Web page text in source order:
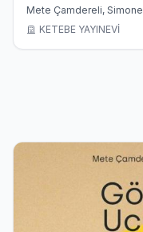
Kitap)
Mete Çamdereli, Simone
Weil
KETEBE YAYINEVİ